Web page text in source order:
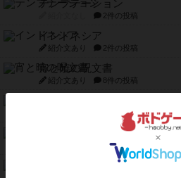
テンプテーション
2件の投稿
インドネシア
紹介文あり 2件の投稿
宵と暁の呪文書
紹介文あり 8件の投稿
9件の投稿
1件の投稿